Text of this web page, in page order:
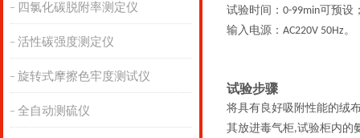
四氯化碳脱附率测定仪
活性碳强度测定仪
旋转式摩擦色牢度测试仪
全自动测硫仪
试验时间： 0-99min可预设
输入电源： AC220V 50Hz。
试验步骤
将具有良好吸附性能的绒
其放进毒气柜,试验柜内的